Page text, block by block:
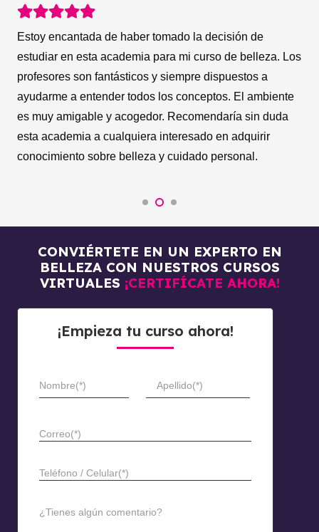
Tomé un curso de belleza hace unos meses y fue una
de las mejores decisiones que he tomado. Desde el
primer día, me sentí bienvenida y cómoda en el
ambiente de la clase. La instructora era increíble y muy
paciente con todos, siempre dispuesta a ayudar y
asegurarse de que entendiéramos todo.
CONVIÉRTETE EN UN EXPERTO EN
BELLEZA CON NUESTROS CURSOS
VIRTUALES ¡CERTIFÍCATE AHORA!
¡Empieza tu curso ahora!
Nombre(*) Apellido(*)
Correo(*)
Teléfono / Celular(*)
¿Tienes algún comentario?